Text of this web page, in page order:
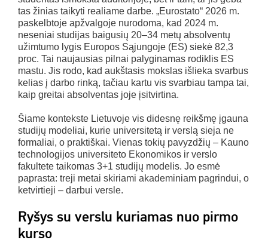
tas žinias taikyti realiame darbe. „Eurostato“ 2026 m.
paskelbtoje apžvalgoje nurodoma, kad 2024 m.
neseniai studijas baigusių 20–34 metų absolventų
užimtumo lygis Europos Sąjungoje (ES) siekė 82,3
proc. Tai naujausias pilnai palyginamas rodiklis ES
mastu. Jis rodo, kad aukštasis mokslas išlieka svarbus
kelias į darbo rinką, tačiau kartu vis svarbiau tampa tai,
kaip greitai absolventas joje įsitvirtina.
Šiame kontekste Lietuvoje vis didesnę reikšmę įgauna
studijų modeliai, kurie universitetą ir verslą sieja ne
formaliai, o praktiškai. Vienas tokių pavyzdžių – Kauno
technologijos universiteto Ekonomikos ir verslo
fakultete taikomas 3+1 studijų modelis. Jo esmė
paprasta: treji metai skiriami akademiniam pagrindui, o
ketvirtieji – darbui versle.
Ryšys su verslu kuriamas nuo pirmo
kurso